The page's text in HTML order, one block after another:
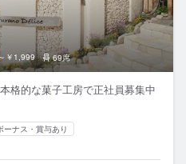
￥1,999 69席
格的な菓子工房で正社員募集中
ーナス・賞与あり